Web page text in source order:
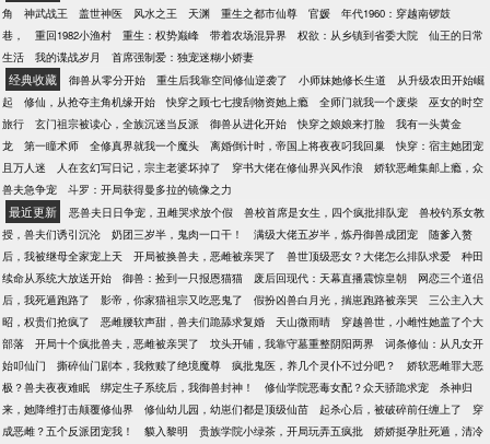
角
神武战王 盖世神医 风水之王 天渊 重生之都市仙尊 官媛
年代1960：穿越南锣鼓
巷，
重回1982小渔村 重生：权势巅峰 带着农场混异界 权欲：从乡镇到省委大院
仙王的日常
生活
我的谍战岁月 首席强制爱：独宠迷糊小娇妻
经典收藏 御兽从零分开始 重生后我靠空间修仙逆袭了 小师妹她修长生道
从升级农田开始崛
起
修仙，从抢夺主角机缘开始 快穿之顾七七搜刮物资她上瘾 全师门就我一个废柴
巫女的时空
旅行
玄门祖宗被读心，全族沉迷当反派 御兽从进化开始 快穿之娘娘来打脸
我有一头黄金
龙
第一瞳术师 全修真界就我一个魔头 离婚倒计时，帝国上将夜夜叼我回巢
快穿：宿主她团宠
且万人迷
人在玄幻写日记，宗主老婆坏掉了 穿书大佬在修仙界兴风作浪
娇软恶雌集邮上瘾，众
兽夫急争宠
斗罗：开局获得曼多拉的镜像之力
最近更新 恶兽夫日日争宠，丑雌哭求放个假 兽校首席是女生，四个疯批排队宠
兽校钓系女教
授，兽夫们诱引沉沦
奶团三岁半，鬼肉一口干！ 满级大佬五岁半，炼丹御兽成团宠
随爹入赘
后，我被继母全家宠上天
开局被换兽夫，恶雌被亲哭了 兽世顶级恶女？大佬怎么排队求爱
种田
续命从系统大放送开始
御兽：捡到一只报恩猫猫 废后回现代：天幕直播震惊皇朝
网恋三个道侣
后，我死遁跑路了
影帝，你家猫祖宗又吃恶鬼了 假扮凶兽白月光，揣崽跑路被亲哭
三公主入大
昭，权贵们抢疯了
恶雌腰软声甜，兽夫们跪舔求复婚 天山微雨晴
穿越兽世，小雌性她盖了个大
部落
开局十个疯批兽夫，恶雌被亲哭了 坟头开铺，我靠守墓重整阴阳两界
词条修仙：从凡女开
始叩仙门
撕碎仙门剧本，我救赎了绝境魔尊 疯批鬼医，养几个灵仆不过分吧？
娇软恶雌罪大恶
极？兽夫夜夜难眠
绑定生子系统后，我御兽封神！ 修仙学院恶毒女配？众天骄跪求宠
杀神归
来，她降维打击颠覆修仙界
修仙幼儿园，幼崽们都是顶级仙苗 起杀心后，被破碎前任缠上了
穿
成恶雌？五个反派团宠我！
貘入黎明 贵族学院小绿茶，开局玩弄五疯批
娇娇挺孕肚死遁，清冷